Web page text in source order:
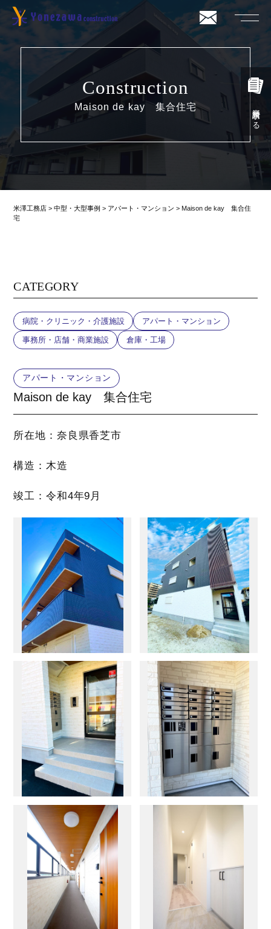
資料請求する
Construction
Maison de kay 集合住宅
米澤工務店 >中型・大型事例 > アパート・マンション > Maison de kay 集合住
宅
CATEGORY
病院・クリニック・介護施設 アパート・マンション
事務所・店舗・商業施設 倉庫・工場
アパート・マンション
Maison de kay 集合住宅
所在地：奈良県香芝市
構造：木造
竣工：令和4年9月